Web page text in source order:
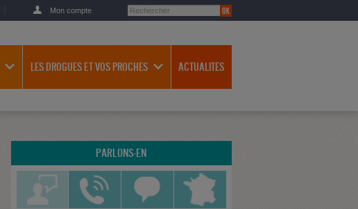
Mon compte
LES DROGUES ET VOS PROCHES ACTUALITES
PARLONS-EN